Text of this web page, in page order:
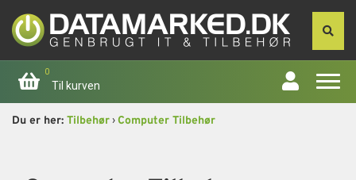
0
Til kurven
Du er her: Tilbehør›Computer Tilbehør